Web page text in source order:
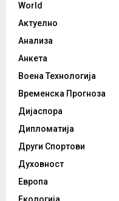
World
Актуелно
Анализа
Анкета
Воена Технологија
Временска Прогноза
Дијаспора
Дипломатија
Други Спортови
Духовност
Европа